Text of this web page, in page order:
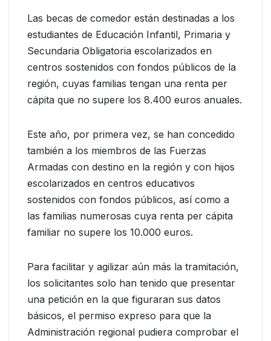
Las becas de comedor están destinadas a los
estudiantes de Educación Infantil, Primaria y
Secundaria Obligatoria escolarizados en
centros sostenidos con fondos públicos de la
región, cuyas familias tengan una renta per
cápita que no supere los 8.400 euros anuales.
Este año, por primera vez, se han concedido
también a los miembros de las Fuerzas
Armadas con destino en la región y con hijos
escolarizados en centros educativos
sostenidos con fondos públicos, así como a
las familias numerosas cuya renta per cápita
familiar no supere los 10.000 euros.
Para facilitar y agilizar aún más la tramitación,
los solicitantes solo han tenido que presentar
una petición en la que figuraran sus datos
básicos, el permiso expreso para que la
Administración regional pudiera comprobar el